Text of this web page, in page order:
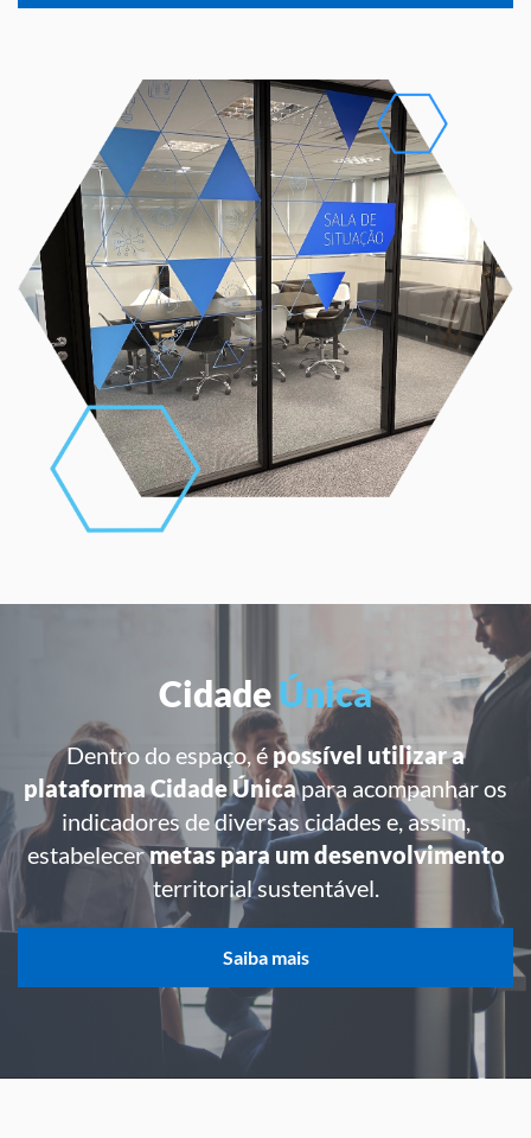
CidadeÚnica
Dentro do espaço, épossível utilizar a
plataforma Cidade Únicapara acompanhar os
indicadores de diversas cidades e, assim,
estabelecermetas para um desenvolvimento
territorial sustentável.
Saiba mais